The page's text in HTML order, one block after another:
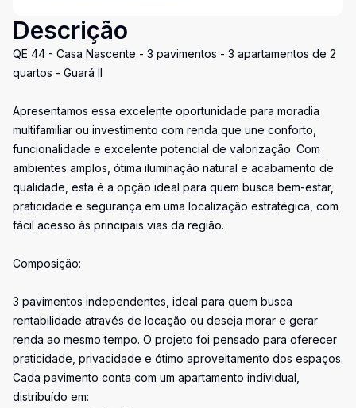
Descrição
QE 44 - Casa Nascente - 3 pavimentos - 3 apartamentos de 2
quartos - Guará II
Apresentamos essa excelente oportunidade para moradia
multifamiliar ou investimento com renda que une conforto,
funcionalidade e excelente potencial de valorização. Com
ambientes amplos, ótima iluminação natural e acabamento de
qualidade, esta é a opção ideal para quem busca bem-estar,
praticidade e segurança em uma localização estratégica, com
fácil acesso às principais vias da região.
Composição:
3 pavimentos independentes, ideal para quem busca
rentabilidade através de locação ou deseja morar e gerar
renda ao mesmo tempo. O projeto foi pensado para oferecer
praticidade, privacidade e ótimo aproveitamento dos espaços.
Cada pavimento conta com um apartamento individual,
distribuído em: